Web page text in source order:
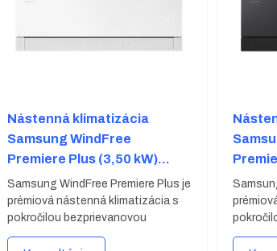
Nástenná klimatizácia
Samsung WindFree
Premiere Plus (3,50 kW)
AR70H12CAAWNEU +
AR70H12CAAWXEU
Samsung WindFree Premiere Plus je
prémiová nástenná klimatizácia s
pokročilou bezprievanovou
technológiou WindFree™,
kW)